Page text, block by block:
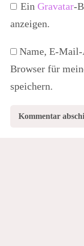
Ein Gravatar-
anzeigen.
Name, E-Mail-
Browser für
speichern.